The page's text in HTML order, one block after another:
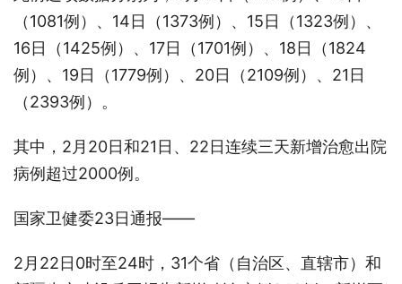
（1081例）、14日（1373例）、15日（1323例）、
16日（1425例）、17日（1701例）、18日（1824
例）、19日（1779例）、20日（2109例）、21日
（2393例）。
其中，2月20日和21日、22日连续三天新增治愈出院
病例超过2000例。
国家卫健委23日通报——
2月22日0时至24时，31个省（自治区、直辖市）和